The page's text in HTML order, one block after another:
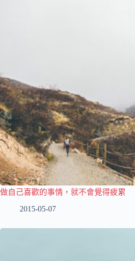
做自己喜歡的事情，就不會覺得疲累
2015-05-07